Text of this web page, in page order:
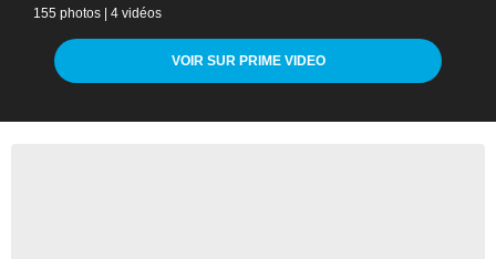
155 photos | 4 vidéos
VOIR SUR PRIME VIDEO